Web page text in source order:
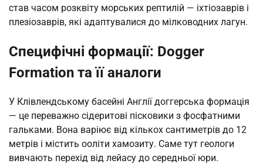
став часом розквіту морських рептилій — іхтіозаврів і
плезіозаврів, які адаптувалися до мілководних лагун.
Специфічні формації: Dogger
Formation та її аналоги
У Клівлендському басейні Англії доггерська формація
— це переважно сідеритові пісковики з фосфатними
гальками. Вона варіює від кількох сантиметрів до 12
метрів і містить ооліти хамозиту. Саме тут геологи
вивчають перехід від лейасу до середньої юри.